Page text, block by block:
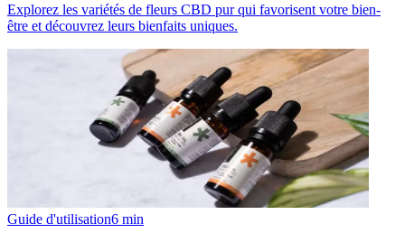
Explorez les variétés de fleurs CBD pur qui favorisent votre bien-
être et découvrez leurs bienfaits uniques.
Guide d'utilisation6 min